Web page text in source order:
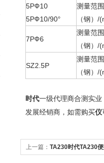
5PФ10
5PФ10/90°
测量范围
（钢）/
7PФ6
测量范围
（钢）/
SZ2.5P
测量范围
（钢）/
时代一级代理商合测实业
发展经销商，如需购买仪
上一篇： TA230时代TA230